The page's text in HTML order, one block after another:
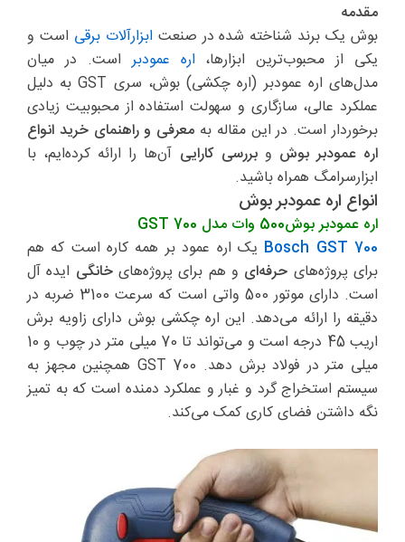
مقدمه
بوش یک برند شناخته شده در صنعت ابزارآلات برقی است و
یکی از محبوب‌ترین ابزارها، اره عمودبراست. در میان
مدل‌های اره عمودبر (اره چکشی) بوش، سری GST به دلیل
عملکرد عالی، سازگاری و سهولت استفاده از محبوبیت زیادی
برخوردار است. در این مقاله به معرفی و راهنمای خرید انواع
اره عمودبر بوش وبررسی کارایی آن‌ها را ارائه کرده‌ایم، با
ابزارسرامگ همراه باشید.
انواع اره عمودبر بوش
اره عمودبر بوش500 وات مدل GST 700
Bosch GST 700 یک اره عمود بر همه کاره است که هم
برای پروژه‌های حرفه‌ای و هم برای پروژه‌هایخانگی ایده آل
است. دارای موتور 500 واتی است که سرعت 3100 ضربه در
دقیقه را ارائه می‌دهد. این اره چکشی بوش دارای زاویه برش
اریب 45 درجه است و می‌تواند تا 70 میلی متر در چوب و 10
میلی متر در فولاد برش دهد. GST 700 همچنین مجهز به
سیستم استخراج گرد و غبار و عملکرد دمنده است که به تمیز
نگه داشتن فضای کاری کمک می‌کند.